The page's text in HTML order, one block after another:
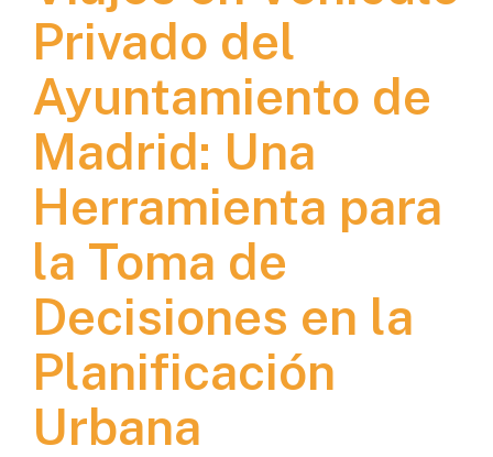
Privado del
Ayuntamiento de
Madrid: Una
Herramienta para
la Toma de
Decisiones en la
Planificación
Urbana